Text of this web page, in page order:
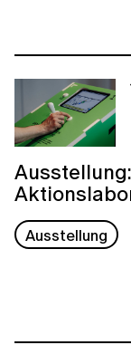
Ausstellung:
Ausstellung